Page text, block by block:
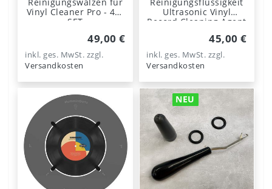
Reinigungswalzen für
Vinyl Cleaner Pro - 4er
SET
49,00 €
inkl. ges. MwSt. zzgl.
Versandkosten
Reinigungsflüssigkeit
Ultrasonic Vinyl
Record Cleaning Agent
45,00 €
inkl. ges. MwSt. zzgl.
Versandkosten
NEU